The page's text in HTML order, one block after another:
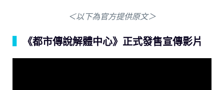
＜以下為官方提供原文＞
《都市傳說解體中心》正式發售宣傳影片